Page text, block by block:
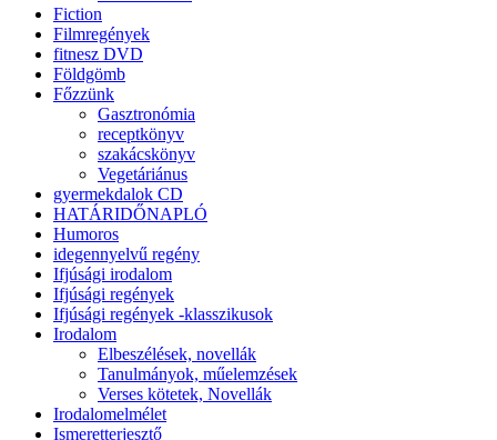
Fiction
Filmregények
fitnesz DVD
Földgömb
Főzzünk
Gasztronómia
receptkönyv
szakácskönyv
Vegetáriánus
gyermekdalok CD
HATÁRIDŐNAPLÓ
Humoros
idegennyelvű regény
Ifjúsági irodalom
Ifjúsági regények
Ifjúsági regények -klasszikusok
Irodalom
Elbeszélések, novellák
Tanulmányok, műelemzések
Verses kötetek, Novellák
Irodalomelmélet
Ismeretterjesztő